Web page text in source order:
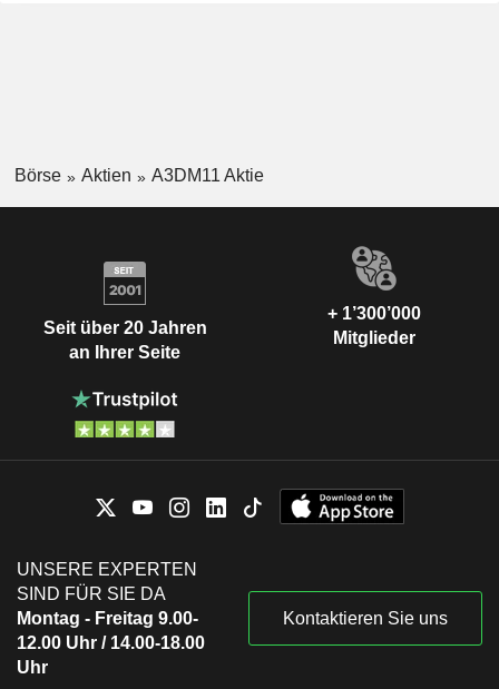
Börse Aktien A3DM11 Aktie
Seit über 20 Jahren
an Ihrer Seite
+ 1’300’000
Mitglieder
UNSERE EXPERTEN
SIND FÜR SIE DA
Montag - Freitag 9.00-
12.00 Uhr / 14.00-18.00
Uhr
Kontaktieren Sie uns